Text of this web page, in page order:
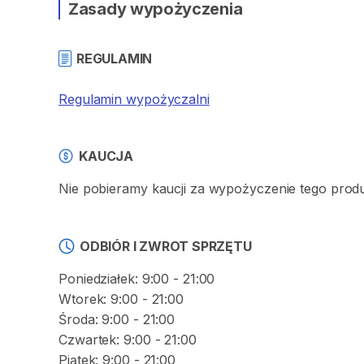
Zasady wypożyczenia
REGULAMIN
Regulamin wypożyczalni
KAUCJA
Nie pobieramy kaucji za wypożyczenie tego
ODBIÓR I ZWROT SPRZĘTU
Poniedziałek: 9:00 - 21:00
Wtorek: 9:00 - 21:00
Środa: 9:00 - 21:00
Czwartek: 9:00 - 21:00
Piątek: 9:00 - 21:00